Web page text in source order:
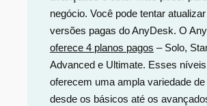
negócio. Você pode tentar
versões pagas do AnyDesk. O
oferece 4 planos pagos – Solo,
Advanced e Ultimate. Esses
oferecem uma ampla variedade
desde os básicos até os